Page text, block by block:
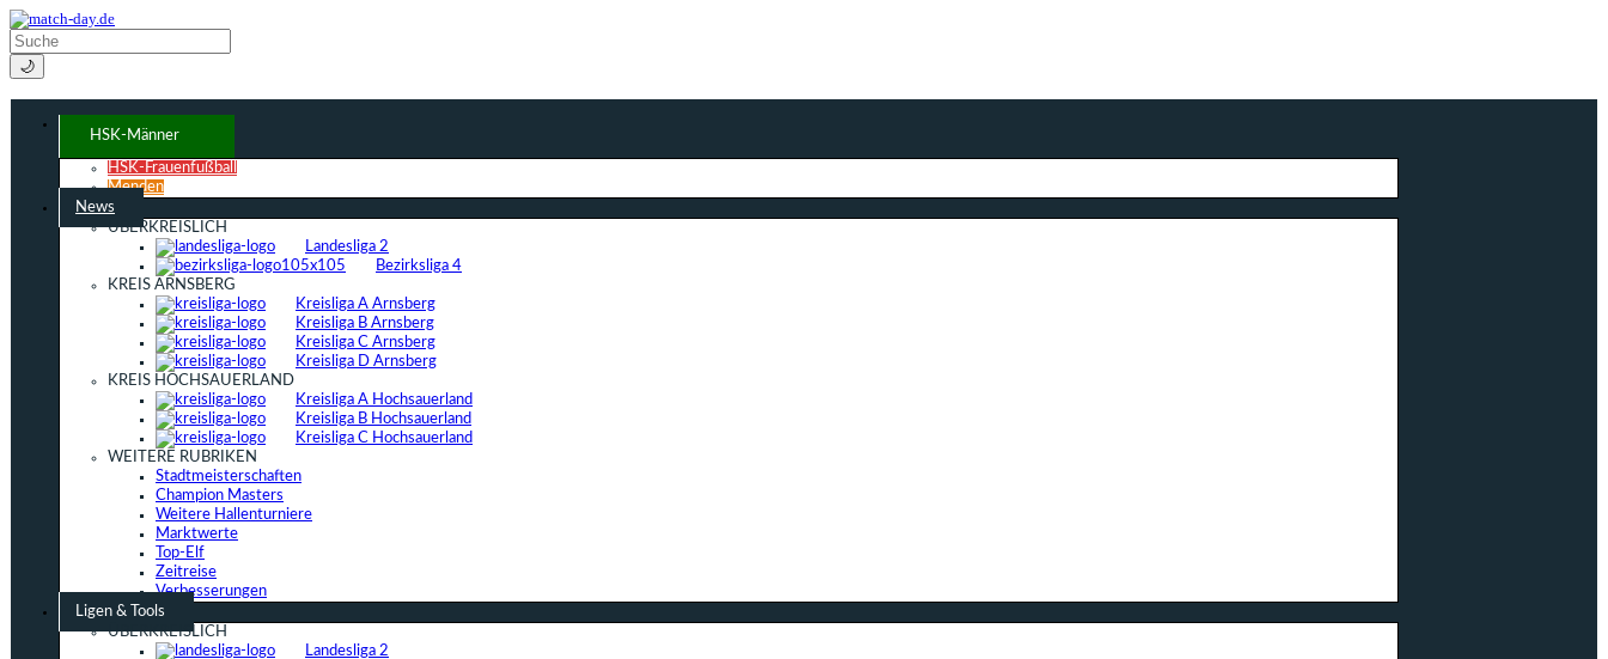
🌙
HSK-Männer
HSK-Frauenfußball
Menden
News
ÜBERKREISLICH
Landesliga 2
Bezirksliga 4
KREIS ARNSBERG
Kreisliga A Arnsberg
Kreisliga B Arnsberg
Kreisliga C Arnsberg
Kreisliga D Arnsberg
KREIS HOCHSAUERLAND
Kreisliga A Hochsauerland
Kreisliga B Hochsauerland
Kreisliga C Hochsauerland
WEITERE RUBRIKEN
Stadtmeisterschaften
Champion Masters
Weitere Hallenturniere
Marktwerte
Top-Elf
Zeitreise
Verbesserungen
Ligen & Tools
ÜBERKREISLICH
Landesliga 2